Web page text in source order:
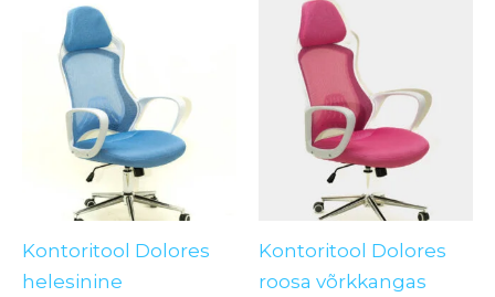
Kontoritool Dolores
helesinine
Kontoritool Dolores
roosa võrkkangas